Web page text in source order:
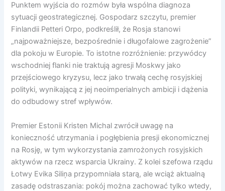
Punktem wyjścia do rozmów była wspólna diagnoza
sytuacji geostrategicznej. Gospodarz szczytu, premier
Finlandii Petteri Orpo, podkreślił, że Rosja stanowi
„najpoważniejsze, bezpośrednie i długofalowe zagrożenie”
dla pokoju w Europie. To istotne rozróżnienie: przywódcy
wschodniej flanki nie traktują agresji Moskwy jako
przejściowego kryzysu, lecz jako trwałą cechę rosyjskiej
polityki, wynikającą z jej neoimperialnych ambicji i dążenia
do odbudowy stref wpływów.
Premier Estonii Kristen Michal zwrócił uwagę na
konieczność utrzymania i pogłębienia presji ekonomicznej
na Rosję, w tym wykorzystania zamrożonych rosyjskich
aktywów na rzecz wsparcia Ukrainy. Z kolei szefowa rządu
Łotwy Evika Siliņa przypomniała starą, ale wciąż aktualną
zasadę odstraszania: pokój można zachować tylko wtedy,